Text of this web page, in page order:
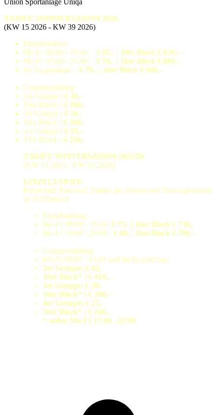
TARIFE SOMMERSAISON 2026
(KW 15 2026 - KW 39 2026)
Einzeltraining:
Mo-Fr 08:00 - 14:00: : € 65,- | 10er Block € 630,--
Mo-Fr 17:00 - 21:00: : € 70,- | 10er Block € 680,--
Sa-So ganztags: : € 70,- | 10er Block € 680,-
Gruppentraining:
2er Gruppe : € 40,-
10er Block : € 380,-
3er Gruppe : € 30,-
10er Block : € 280,-
4er Gruppe : € 25,-
10er Block : € 230,-
TARIFE WINTERSAISON 2025/26
(KW 41 2025 - KW 12 2026)
EINZELTARIFE
Preise inkl. Platz und Trainer pro Person und Trainingseinheit
(á 55 Minuten)
Einzeltraining:
Mo-Fr 08:00 - 15:00: € 75,- | 10er Block € 730,-
Mo-Fr 15:00 - 20:00 : € 80, | 10er Block € 790,--
Gruppentraining:
Mo-Fr 08:00 - 15:00 und Sa-So ganztags
2er Gruppe: € 42,-
10er Block* : € 410,-
3er Gruppe: € 30,-
10er Block* : € 290,-
4er Gruppe: € 25,-
10er Block* : € 240,-
* außer Mo-Fr 17:00 - 22:00